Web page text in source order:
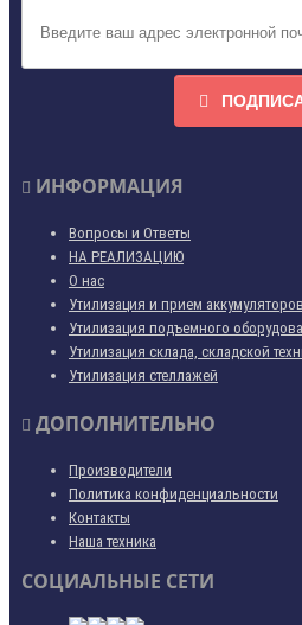
ИНФОРМАЦИЯ
Вопросы и Ответы
НА РЕАЛИЗАЦИЮ
О нас
Утилизация и прием
Утилизация подъемного
Утилизация склада, складской
Утилизация стеллажей
ДОПОЛНИТЕЛЬНО
Производители
Политика конфиденциальности
Контакты
Наша техника
СОЦИАЛЬНЫЕ СЕТИ